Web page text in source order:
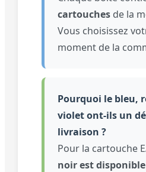
cartouchesde la
Vous choisissez
moment de la
Pourquoi le bleu,
violet ont-ils un
livraison ?
Pour la cartouche
noir est disponible